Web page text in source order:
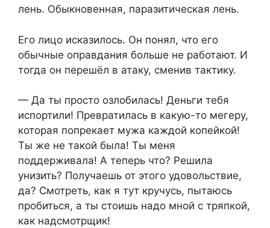
лень. Обыкновенная, паразитическая лень.
Его лицо исказилось. Он понял, что его
обычные оправдания больше не работают. И
тогда он перешёл в атаку, сменив тактику.
— Да ты просто озлобилась! Деньги тебя
испортили! Превратилась в какую-то мегеру,
которая попрекает мужа каждой копейкой!
Ты же не такой была! Ты меня
поддерживала! А теперь что? Решила
унизить? Получаешь от этого удовольствие,
да? Смотреть, как я тут кручусь, пытаюсь
пробиться, а ты стоишь надо мной с тряпкой,
как надсмотрщик!